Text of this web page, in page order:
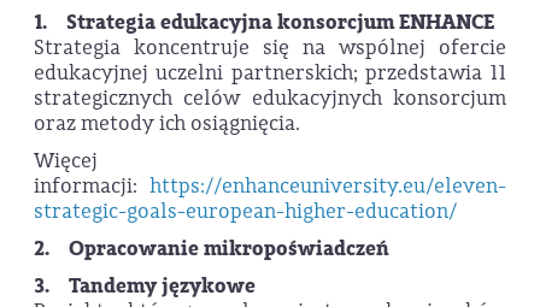
1. Strategia edukacyjna konsorcjum ENHANCE
Strategia koncentruje się na wspólnej ofercie
edukacyjnej uczelni partnerskich; przedstawia 11
strategicznych celów edukacyjnych konsorcjum
oraz metody ich osiągnięcia.
Więcej
informacji: https://enhanceuniversity.eu/eleven-
strategic-goals-european-higher-education/
2. Opracowanie mikropoświadczeń
3. Tandemy językowe